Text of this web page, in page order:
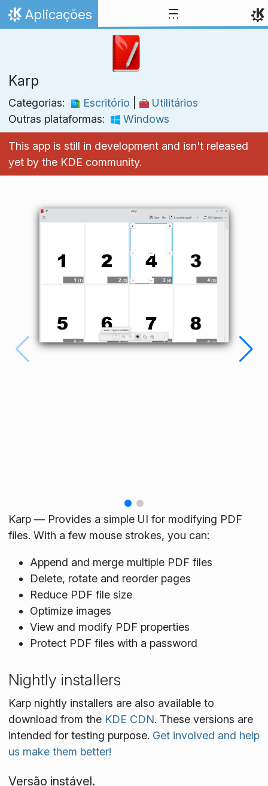
Ir para o conteúdo
Início
Aplicações
Karp
Categorias: Escritório
Utilitários
Outras plataformas:
Windows
This app is still in development and isn't released
yet by the KDE community.
Karp — Provides a simple UI for modifying PDF
files. With a few mouse strokes, you can:
Append and merge multiple PDF files
Delete, rotate and reorder pages
Reduce PDF file size
Optimize images
View and modify PDF properties
Protect PDF files with a password
Nightly installers
Karp nightly installers are also available to
download from the KDE CDN. These versions are
intended for testing purpose. Get involved and help
us make them better!
Versão instável.